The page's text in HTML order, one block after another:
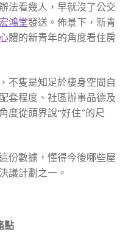
法看幾人，早就沒了公交
鴻堂發送。佈景下，新青
體的新青年的角度看住房
不隻是知足於棲身空間自
套程度、社區辦事品德及
度從頭界說“好住”的尺
份數據，懂得今後哪些屋
議計劃之一。
點